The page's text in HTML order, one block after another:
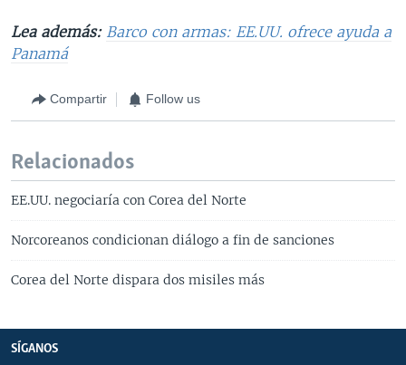
Lea además: Barco con armas: EE.UU. ofrece ayuda a
Panamá
Compartir Follow us
Relacionados
EE.UU. negociaría con Corea del Norte
Norcoreanos condicionan diálogo a fin de sanciones
Corea del Norte dispara dos misiles más
SÍGANOS